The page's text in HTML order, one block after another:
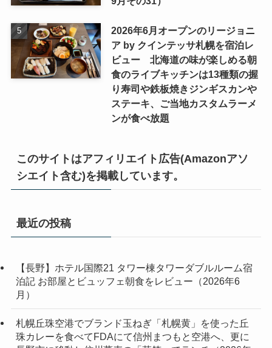
2026年6月オープンのリージョニ
ア by クインテッサ札幌を宿泊レ
ビュー 北海道の味が楽しめる朝
食のライブキッチンは13種類の握
り寿司や鉄板焼きジンギスカンや
ステーキ、ご当地カスタムラーメ
ンが食べ放題
このサイトはアフィリエイト広告(Amazonアソ
シエイト含む)を掲載しています。
最近の投稿
【長野】ホテル国際21 タワー棟タワーダブルルーム宿
泊記 お部屋とビュッフェ朝食をレビュー（2026年6
月）
札幌丘珠空港でブランド玉ねぎ「札幌黄」を使った丘
珠カレーを食べてFDAにて信州まつもと空港へ、更に